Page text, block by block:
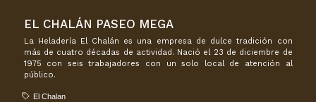
EL CHALÁN PASEO MEGA
La Heladería El Chalán es una empresa de dulce tradición con
más de cuatro décadas de actividad. Nació el 23 de diciembre de
1975 con seis trabajadores con un solo local de atención al
público.
El Chalan